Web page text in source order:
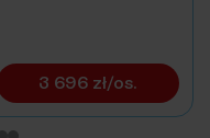
3 696 zł/os.